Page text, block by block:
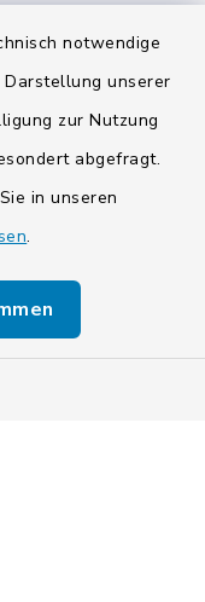
notwendige
Darstellung unserer
zur Nutzung
abgefragt.
in unseren
.